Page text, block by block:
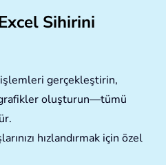
Sihirini
gerçekleştirin,
oluşturun—tümü
hızlandırmak için özel